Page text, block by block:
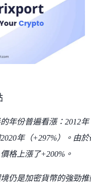
年份普遍看漲：2012年
年（+297%）。由
格上漲了+200%。
仍是加密貨幣的強勁推